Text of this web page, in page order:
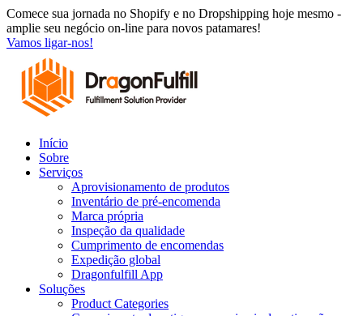
Saltar
para
o
conteúdo
Comece sua jornada no Shopify e no Dropshipping hoje mesmo -
amplie seu negócio on-line para novos patamares!
Vamos ligar-nos!
Início
Sobre
Serviços
Aprovisionamento de produtos
Inventário de pré-encomenda
Marca própria
Inspeção da qualidade
Cumprimento de encomendas
Expedição global
Dragonfulfill App
Soluções
Product Categories